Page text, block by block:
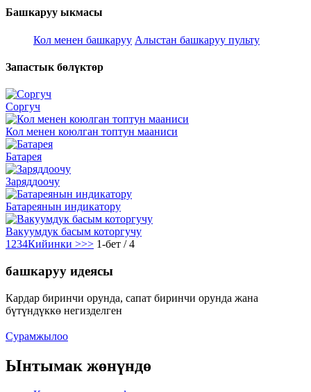
Башкаруу ыкмасы
Кол менен башкаруу Алыстан башкаруу пульту
Запастык бөлүктөр
Соргуч
Кол менен коюлган топтун мааниси
Батарея
Заряддоочу
Батареянын индикатору
Вакуумдук басым которгучу
1 234Кийинки >>> 1-бет / 4
башкаруу идеясы
Кардар биринчи орунда, сапат биринчи орунда жана
бүтүндүккө негизделген
Сурамжылоо
Ынтымак жөнүндө